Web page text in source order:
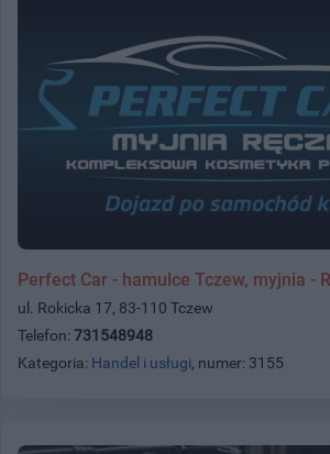
Perfect Car - hamulce Tczew, myjnia -
ul. Rokicka 17, 83-110 Tczew
Telefon: 731548948
Kategoria: Handel i usługi, numer: 3155